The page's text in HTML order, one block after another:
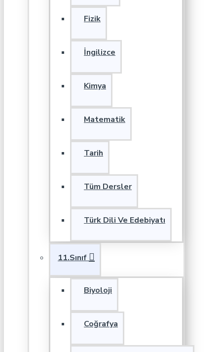
Fizik
İngilizce
Kimya
Matematik
Tarih
Tüm Dersler
Türk Dili Ve Edebiyatı
11.Sınıf
Biyoloji
Coğrafya